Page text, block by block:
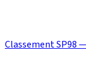
Classement SP98